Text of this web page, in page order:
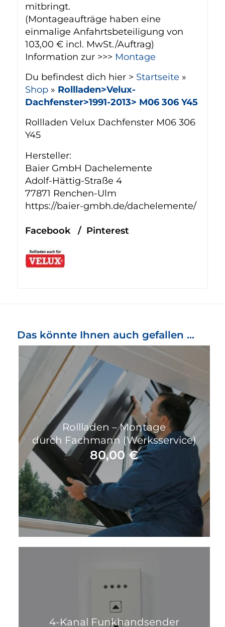
mitbringt.
(Montageaufträge haben eine
einmalige Anfahrtsbeteiligung von
103,00 € incl. MwSt./Auftrag)
Information zur >>> Montage
Du befindest dich hier > Startseite »
Shop» Rollladen>Velux-
Dachfenster>1991-2013> M06 306 Y45
Rollladen Velux Dachfenster M06 306
Y45
Hersteller:
Baier GmbH Dachelemente
Adolf-Hättig-Straße 4
77871 Renchen-Ulm
https://baier-gmbh.de/dachelemente/
Facebook/ Pinterest
Das könnte Ihnen auch gefallen …
Rollladen – Montage
durch Fachmann (Werksservice)
80,00€
4-Kanal Funkhandsender